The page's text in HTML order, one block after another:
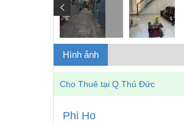
Hình ảnh
Cho Thuê tại Q.Thủ Đức
Phi Ho